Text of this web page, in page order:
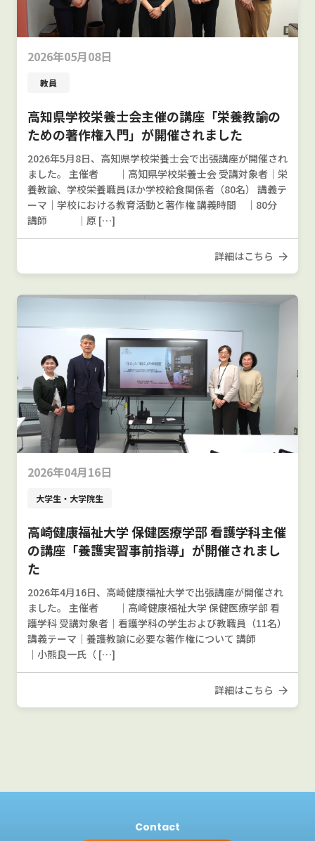
2026年05月08日
教員
高知県学校栄養士会主催の講座「栄養教諭の
ための著作権入門」が開催されました
2026年5月8日、高知県学校栄養士会で出張講座が開催され
ました。 主催者 ｜高知県学校栄養士会 受講対象者｜栄
養教諭、学校栄養職員ほか学校給食関係者（80名） 講義テ
ーマ｜学校における教育活動と著作権 講義時間 ｜80分
講師 ｜原 […]
詳細はこちら
2026年04月16日
大学生・大学院生
高崎健康福祉大学 保健医療学部 看護学科主催
の講座「養護実習事前指導」が開催されまし
た
2026年4月16日、高崎健康福祉大学で出張講座が開催され
ました。 主催者 ｜高崎健康福祉大学 保健医療学部 看
護学科 受講対象者｜看護学科の学生および教職員（11名）
講義テーマ｜養護教諭に必要な著作権について 講師
｜小熊良一氏（ […]
詳細はこちら
Contact